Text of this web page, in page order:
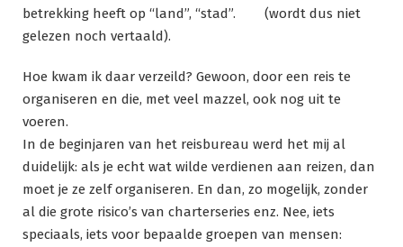
betrekking heeft op “land”, “stad”. (wordt dus niet
gelezen noch vertaald).
Hoe kwam ik daar verzeild? Gewoon, door een reis te
organiseren en die, met veel mazzel, ook nog uit te
voeren.
In de beginjaren van het reisbureau werd het mij al
duidelijk: als je echt wat wilde verdienen aan reizen, dan
moet je ze zelf organiseren. En dan, zo mogelijk, zonder
al die grote risico’s van charterseries enz. Nee, iets
speciaals, iets voor bepaalde groepen van mensen: